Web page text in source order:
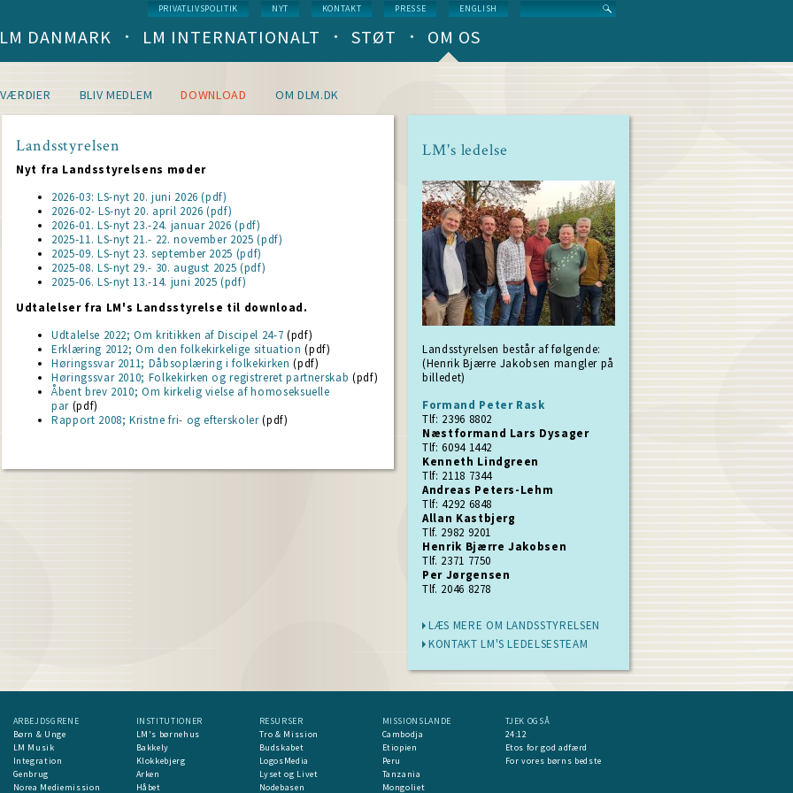
Service
menu
PRIVATLIVSPOLITIK NYT KONTAKT PRESSE ENGLISH
Main
(level
LM DANMARK LM INTERNATIONALT STØT OM OS
VÆRDIER BLIV MEDLEM DOWNLOAD OM DLM.DK
Landsstyrelsen
Nyt fra Landsstyrelsens møder
2026-03: LS-nyt 20. juni 2026 (pdf)
2026-02- LS-nyt 20. april 2026 (pdf)
2026-01. LS-nyt 23.-24. januar 2026 (pdf)
2025-11. LS-nyt 21.- 22. november 2025 (pdf)
2025-09. LS-nyt 23. september 2025 (pdf)
2025-08. LS-nyt 29.- 30. august 2025 (pdf)
2025-06. LS-nyt 13.-14. juni 2025 (pdf)
Udtalelser fra LM's Landsstyrelse til download.
Udtalelse 2022; Om kritikken af Discipel 24-7 (pdf)
Erklæring 2012; Om den folkekirkelige situation (pdf)
Høringssvar 2011; Dåbsoplæring i folkekirken (pdf)
Høringssvar 2010; Folkekirken og registreret partnerskab (pdf)
Åbent brev 2010; Om kirkelig vielse af homoseksuelle
par(pdf)
Rapport 2008; Kristne fri- og efterskoler(pdf)
LM's ledelse
Landsstyrelsen består af følgende:
(Henrik Bjærre Jakobsen mangler på
billedet)
Formand Peter Rask
Tlf: 2396 8802
Næstformand Lars Dysager
Tlf: 6094 1442
Kenneth Lindgreen
Tlf: 2118 7344
Andreas Peters-Lehm
Tlf: 4292 6848
Allan Kastbjerg
Tlf. 2982 9201
Henrik Bjærre Jakobsen
Tlf. 2371 7750
Per Jørgensen
Tlf. 2046 8278
LÆS MERE OM LANDSSTYRELSEN
KONTAKT LM'S LEDELSESTEAM
ARBEJDSGRENE
Børn & Unge
LM Musik
Integration
Genbrug
Norea Mediemission
INSTITUTIONER
LM's børnehus
Bakkely
Klokkebjerg
Arken
Håbet
RESURSER
Tro & Mission
Budskabet
LogosMedia
Lyset og Livet
Nodebasen
MISSIONSLANDE
Cambodja
Etiopien
Peru
Tanzania
Mongoliet
TJEK OGSÅ
24:12
Etos for god adfærd
For vores børns bedste